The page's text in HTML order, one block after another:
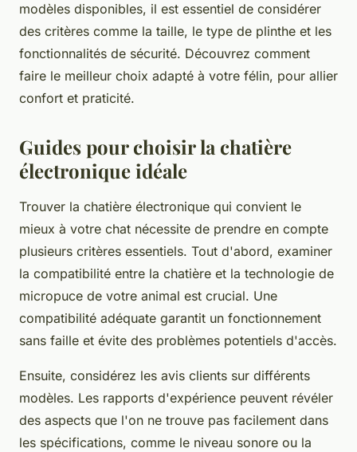
modèles disponibles, il est essentiel de considérer
des critères comme la taille, le type de plinthe et les
fonctionnalités de sécurité. Découvrez comment
faire le meilleur choix adapté à votre félin, pour allier
confort et praticité.
Guides pour choisir la chatière
électronique idéale
Trouver la chatière électronique qui convient le
mieux à votre chat nécessite de prendre en compte
plusieurs critères essentiels. Tout d'abord, examiner
la compatibilité entre la chatière et la technologie de
micropuce de votre animal est crucial. Une
compatibilité adéquate garantit un fonctionnement
sans faille et évite des problèmes potentiels d'accès.
Ensuite, considérez les avis clients sur différents
modèles. Les rapports d'expérience peuvent révéler
des aspects que l'on ne trouve pas facilement dans
les spécifications, comme le niveau sonore ou la